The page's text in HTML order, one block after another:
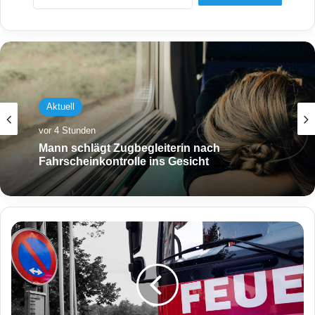
Aktuell
vor 4 Stunden
Mann schlägt Zugbegleiterin nach
Fahrscheinkontrolle ins Gesicht
B
r
a
n
d
e